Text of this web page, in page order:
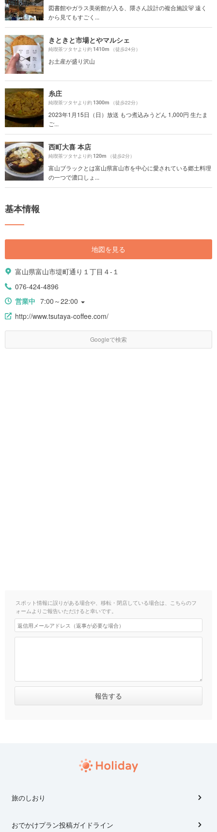
図書館やガラス美術館が入る、隈さん設計の複合施設🐻 遠く
から見てもすごく...
きときと市場とやマルシェ
純喫茶ツタヤより約1410m （徒歩24分）
お土産が盛り沢山
糸庄
純喫茶ツタヤより約1300m （徒歩22分）
2023年1月15日（日）放送 もつ煮込みうどん 1,000円 生たま
ご...
西町大喜 本店
純喫茶ツタヤより約120m （徒歩2分）
富山ブラックとは富山県富山市を中心に愛されている郷土料理
の一つで濃口しょ...
基本情報
地図を見る
富山県富山市堤町通り１丁目４-１
076-424-4896
営業中 7:00～22:00
http://www.tsutaya-coffee.com/
Googleで検索
スポット情報に誤りがある場合や、移転・閉店している場合は、こちらのフ
ォームよりご報告いただけると幸いです。
旅のしおり
おでかけプラン投稿ガイドライン